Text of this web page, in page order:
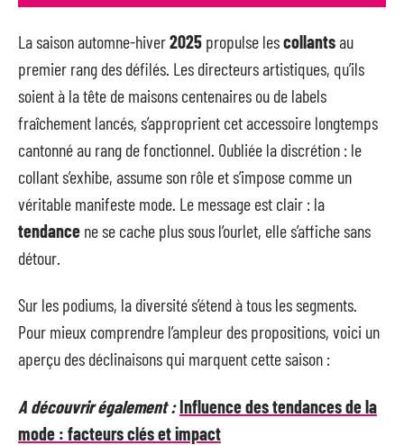
La saison automne-hiver2025 propulse lescollantsau
premier rang des défilés. Les directeurs artistiques, qu’ils
soient à la tête de maisons centenaires ou de labels
fraîchement lancés, s’approprient cet accessoire longtemps
cantonné au rang de fonctionnel. Oubliée la discrétion : le
collant s’exhibe, assume son rôle et s’impose comme un
véritable manifeste mode. Le message est clair : la
tendance ne se cache plus sous l’ourlet, elle s’affiche sans
détour.
Sur les podiums, la diversité s’étend à tous les segments.
Pour mieux comprendre l’ampleur des propositions, voici un
aperçu des déclinaisons qui marquent cette saison :
A découvrir également :Influence des tendances de la
mode : facteurs clés et impact